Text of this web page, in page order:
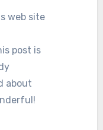
web site
post is
about